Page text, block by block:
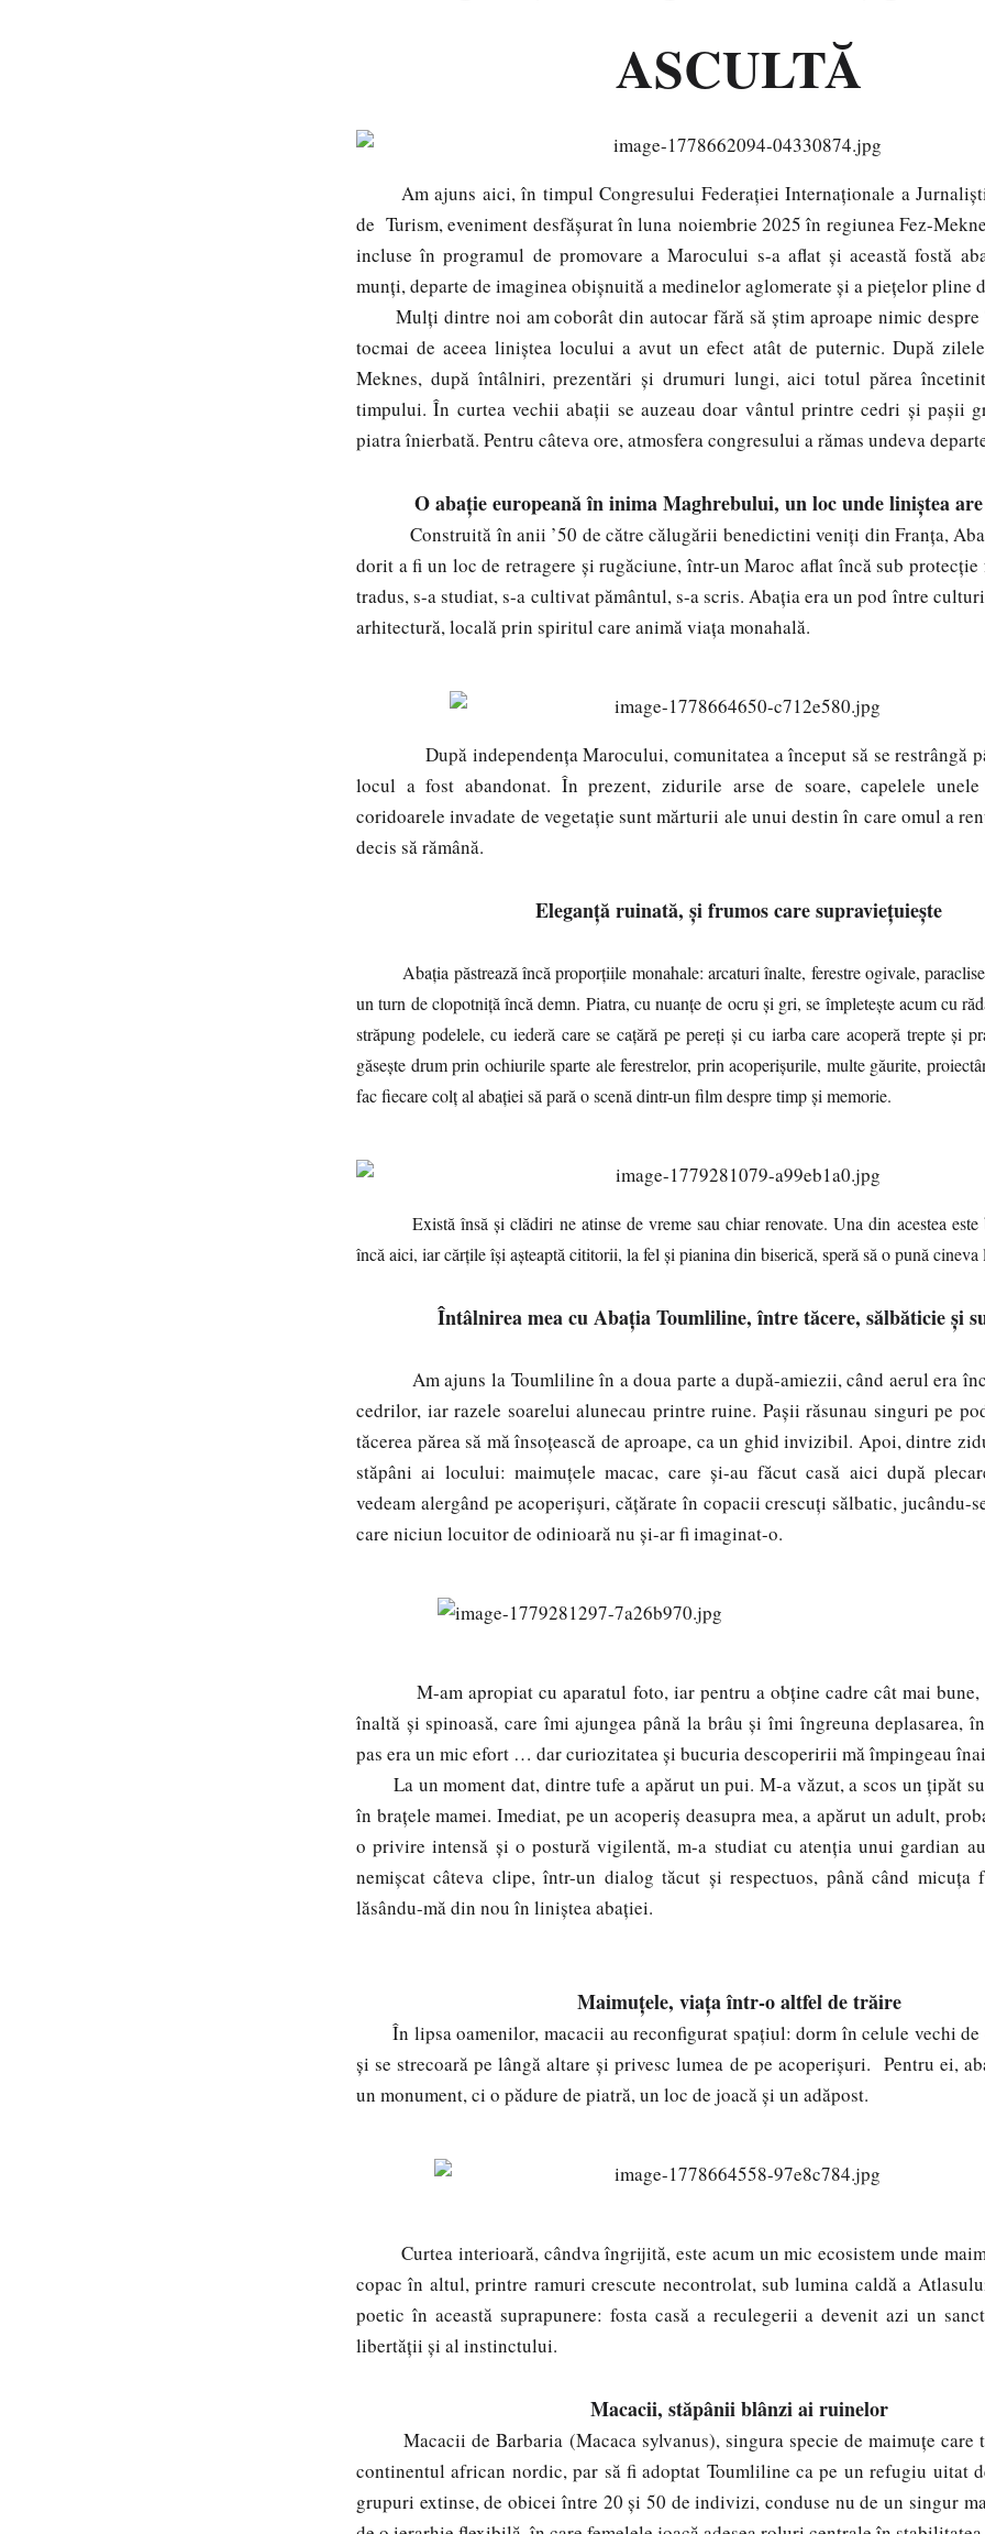
ASCULTĂ
Am ajuns aici, în timpul Congresului Federației Internaționale a
de Turism, eveniment desfăşurat în luna noiembrie 2025 în regiunea Fez-
incluse în programul de promovare a Marocului s-a aflat şi această fostă
munţi, departe de imaginea obişnuită a medinelor aglomerate și a piețelor pline
Mulţi dintre noi am coborât din autocar fără să ştim aproape nimic despre
tocmai de aceea liniştea locului a avut un efect atât de puternic. După
Meknes, după întâlniri, prezentări şi drumuri lungi, aici totul părea
timpului. În curtea vechii abaţii se auzeau doar vântul printre cedri şi paşii
piatra înierbată. Pentru câteva ore, atmosfera congresului a rămas undeva
O abație europeană în inima Maghrebului, un loc unde liniștea
Construită în anii ’50 de către călugării benedictini veniți din Franța,
dorit a fi un loc de retragere și rugăciune, într-un Maroc aflat încă sub
tradus, s-a studiat, s-a cultivat pământul, s-a scris. Abația era un pod între
arhitectură, locală prin spiritul care animă viața monahală.
După independența Marocului, comunitatea a început să se restrângă
locul a fost abandonat. În prezent, zidurile arse de soare, capelele
coridoarele invadate de vegetație sunt mărturii ale unui destin în care omul a
decis să rămână.
Eleganță ruinată, și frumos care supraviețuiește
Abația păstrează încă proporțiile monahale: arcaturi înalte, ferestre ogivale,
un turn de clopotniță încă demn. Piatra, cu nuanțe de ocru și gri, se împletește acum cu
străpung podelele, cu iederă care se cațără pe pereți și cu iarba care acoperă trepte și
găsește drum prin ochiurile sparte ale ferestrelor, prin acoperișurile, multe găurite,
fac fiecare colț al abației să pară o scenă dintr-un film despre timp și memorie.
Există însă și clădiri ne atinse de vreme sau chiar renovate. Una din acestea este
încă aici, iar cărțile își așteaptă cititorii, la fel și pianina din biserică, speră să o pună cineva
Întâlnirea mea cu Abația Toumliline, între tăcere, sălbăticie și
Am ajuns la Toumliline în a doua parte a după-amiezii, când aerul era
cedrilor, iar razele soarelui alunecau printre ruine. Pașii răsunau singuri pe
tăcerea părea să mă însoțească de aproape, ca un ghid invizibil. Apoi, dintre
stăpâni ai locului: maimuțele macac, care și-au făcut casă aici după
vedeam alergând pe acoperișuri, cățărate în copacii crescuți sălbatic, jucându-
care niciun locuitor de odinioară nu și-ar fi imaginat-o.
M-am apropiat cu aparatul foto, iar pentru a obține cadre cât mai bune,
înaltă și spinoasă, care îmi ajungea până la brâu și îmi îngreuna deplasarea,
pas era un mic efort … dar curiozitatea și bucuria descoperirii mă împingeau
La un moment dat, dintre tufe a apărut un pui. M-a văzut, a scos un țipăt
în brațele mamei. Imediat, pe un acoperiș deasupra mea, a apărut un adult,
o privire intensă și o postură vigilentă, m-a studiat cu atenția unui gardian
nemișcat câteva clipe, într-un dialog tăcut și respectuos, până când micuța
lăsându-mă din nou în liniștea abației.
Maimuțele, viața într-o altfel de trăire
În lipsa oamenilor, macacii au reconfigurat spațiul: dorm în celule vechi de
și se strecoară pe lângă altare și privesc lumea de pe acoperișuri. Pentru ei,
un monument, ci o pădure de piatră, un loc de joacă și un adăpost.
Curtea interioară, cândva îngrijită, este acum un mic ecosistem unde
copac în altul, printre ramuri crescute necontrolat, sub lumina caldă a
poetic în această suprapunere: fosta casă a reculegerii a devenit azi un
libertății și al instinctului.
Macacii, stăpânii blânzi ai ruinelor
Macacii de Barbaria (Macaca sylvanus), singura specie de maimuțe care
continentul african nordic, par să fi adoptat Toumliline ca pe un refugiu uitat
grupuri extinse, de obicei între 20 și 50 de indivizi, conduse nu de un singur